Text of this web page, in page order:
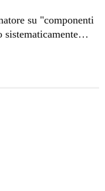
su "componenti
sistematicamente